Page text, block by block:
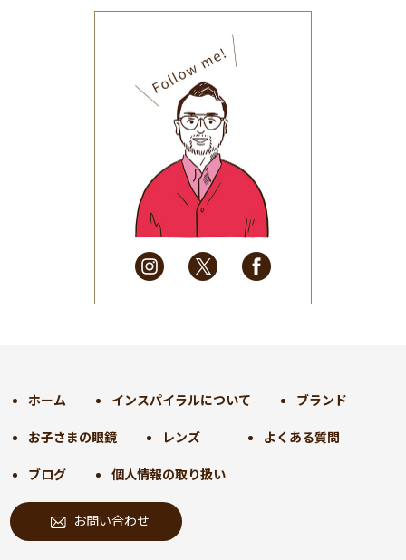
(32)
2025年9月(30)
2025年8月(31)
2025年7月(37)
2025年6月(48)
2025年5月
(41)
2025年4月
(32)
2025年3月(31)
2025年2月
(28)
2024年9月(30)
2024年7月(31)
2024年6月(30)
2024年5月
2024年4月 (32)
ホーム インスパイラルについて ブランド
お子さまの眼鏡 レンズ よくある質問
ブログ 個人情報の取り扱い
お問い合わせ